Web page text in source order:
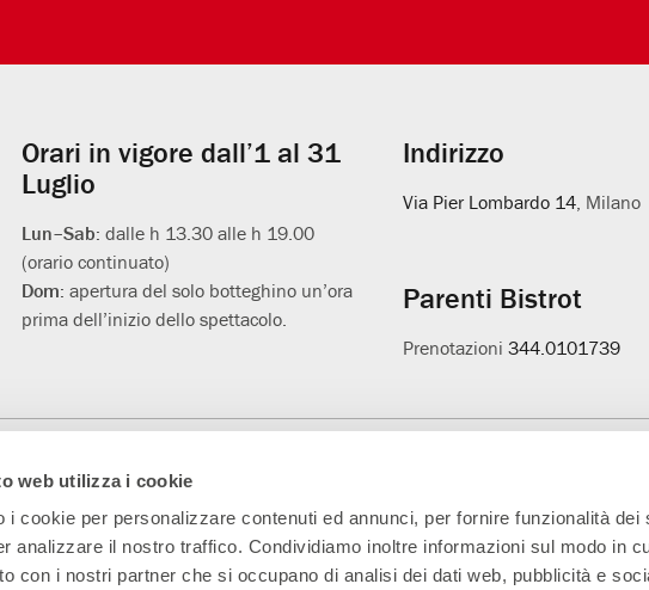
web utilizza i cookie
i cookie per personalizzare contenuti ed annunci, per fornire funzionalità dei
analizzare il nostro traffico. Condividiamo inoltre informazioni sul modo in
con i nostri partner che si occupano di analisi dei dati web, pubblicità e
Orari in vigore dall’1 al 31
Luglio
Lun–Sab: dalle h 13.30 alle h 19.00
(orario continuato)
Dom: apertura del solo botteghino un’ora
prima dell’inizio dello spettacolo.
Indirizzo
Via Pier Lombardo 14 , Milano
Parenti Bistrot
Prenotazioni 344.0101739
Convenzionato Main Partner